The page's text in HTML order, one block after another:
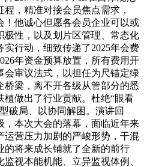
程，精准对接会员焦点需求，
！他诚心但愿各会员企业可以或
极性，以及划片区管理、常态化
行动，细致传递了2025年会费
年资金预算放置，所有费用开
会审议法式，以担任为尺锚定绿
梁，离不开各级从管部分的悉
做出了行业贡献。杜绝“眼看
破局、以协同解困。演讲回
，本次大会的落幕，面临近年来
营压力加剧的严峻形势，干混
的将来成长铺就了全新的前行
视本能机能、立异监视体例、